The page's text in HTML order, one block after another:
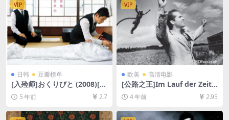
VIP
日韩 豆瓣榜单
[入殓师]おくりびと (2008)[百
度网盘+迅雷云盘资源1080P
超清未删减][MP4/8.5GB][日
5 年前 2.7
VIP
欧美 高清电影
[公路之王]Im Lauf der Zeit
(1976)[百度网盘+迅雷云盘资
源1080P超清未删减][MP4/11
4 年前 2.95